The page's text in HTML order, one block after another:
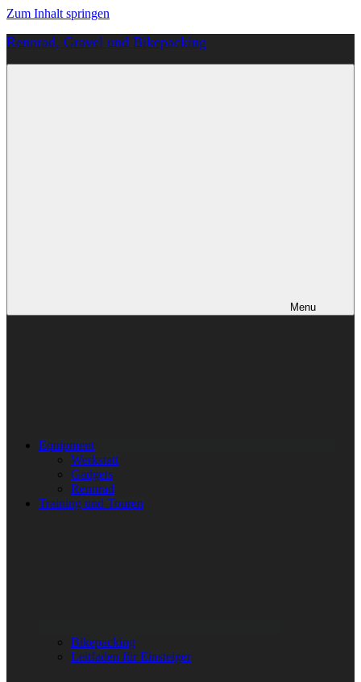
Zum Inhalt springen
Rennrad, Gravel und Bikepacking
Menu
Equipment
Werkstatt
Gadgets
Rennrad
Training und Touren
Bikepacking
Leitfaden für Einsteiger